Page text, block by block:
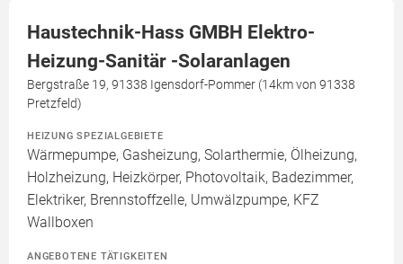
Haustechnik-Hass GMBH Elektro-
Heizung-Sanitär -Solaranlagen
Bergstraße 19, 91338 Igensdorf-Pommer (14km von 91338
Pretzfeld)
HEIZUNG SPEZIALGEBIETE
Wärmepumpe, Gasheizung, Solarthermie, Ölheizung,
Holzheizung, Heizkörper, Photovoltaik, Badezimmer,
Elektriker, Brennstoffzelle, Umwälzpumpe, KFZ
Wallboxen
ANGEBOTENE TÄTIGKEITEN